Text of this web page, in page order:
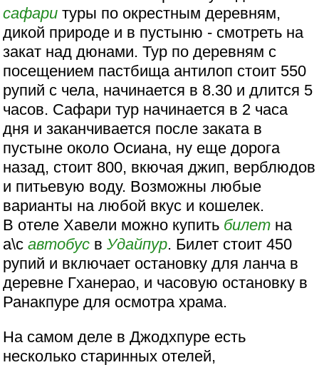
сафари туры по окрестным деревням,
дикой природе и в пустыню - смотреть на
закат над дюнами. Тур по деревням с
посещением пастбища антилоп стоит 550
рупий с чела, начинается в 8.30 и длится 5
часов. Сафари тур начинается в 2 часа
дня и заканчивается после заката в
пустыне около Осиана, ну еще дорога
назад, стоит 800, вкючая джип, верблюдов
и питьевую воду. Возможны любые
варианты на любой вкус и кошелек.
В отеле Хавели можно купить билет на
а\савтобус вУдайпур. Билет стоит 450
рупий и включает остановку для ланча в
деревне Гханерао, и часовую остановку в
Ранакпуре для осмотра храма.
На самом деле в Джодхпуре есть
несколько старинных отелей,